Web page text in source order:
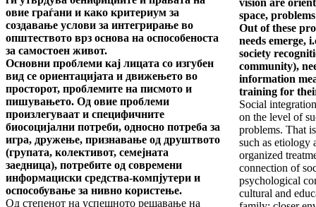
vision are
space,
Out of these
needs emerge,
society
community),
information
training for
Social
on the level of
problems. That
such as etiology
organized
connection of
psychological
cultural and
овие граѓани и како критериум за
создавање услови за интегрирање во
општеството врз основа на оспособеноста
за самостоен живот.
Основни проблеми кај лицата со изгубен
вид се ориентацијата и движењето во
просторот, проблемите на писмото и
пишувањето. Од овие проблеми
произлегуваат и специфичните
биосоцијални потреби, односно потреба за
игра, дружење, признавање од друштвото
(групата, колективот, семејната
заедница), потребите од современи
информациски средства-компјутери и
оспособување за нивно користење.
Од степенот на успешното решавање на